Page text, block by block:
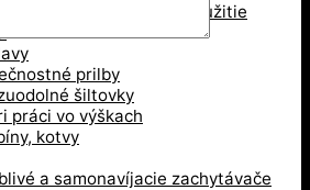
na viacnásobné použitie
prilby
šiltovky
práci vo výškach
kotvy
a samonavíjacie zachytávače